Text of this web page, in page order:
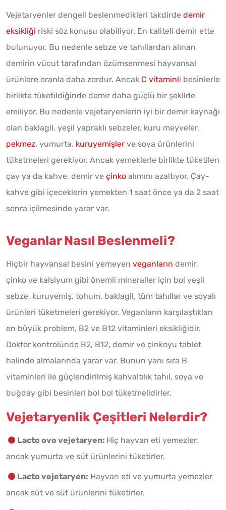
Vejetaryenler dengeli beslenmedikleri takdirde demir
eksikliği riski söz konusu olabiliyor. En kaliteli demir ette
bulunuyor. Bu nedenle sebze ve tahıllardan alınan
demirin vücut tarafından özümsenmesi hayvansal
ürünlere oranla daha zordur. Ancak C vitaminli besinlerle
birlikte tüketildiğinde demir daha güçlü bir şekilde
emiliyor. Bu nedenle vejetaryenlerin iyi bir demir kaynağı
olan baklagil, yeşil yapraklı sebzeler, kuru meyveler,
pekmez, yumurta, kuruyemişler ve soya ürünlerini
tüketmeleri gerekiyor. Ancak yemeklerle birlikte tüketilen
çay ya da kahve, demir ve çinko alımını azaltıyor. Çay-
kahve gibi içeceklerin yemekten 1 saat önce ya da 2 saat
sonra içilmesinde yarar var.
Veganlar Nasıl Beslenmeli?
Hiçbir hayvansal besini yemeyen veganların demir,
çinko ve kalsiyum gibi önemli mineraller için bol yeşil
sebze, kuruyemiş, tohum, baklagil, tüm tahıllar ve soyalı
ürünleri tüketmeleri gerekiyor. Veganların karşılaştıkları
en büyük problem, B2 ve B12 vitaminleri eksikliğidir.
Doktor kontrolünde B2, B12, demir ve çinkoyu tablet
halinde almalarında yarar var. Bunun yanı sıra B
vitaminleri ile güçlendirilmiş kahvaltılık tahıl, soya ve
buğday gibi besinleri bol bol tüketmelidirler.
Vejetaryenlik Çeşitleri Nelerdir?
Lacto ovo vejetaryen: Hiç hayvan eti yemezler,
ancak yumurta ve süt ürünlerini tüketirler.
Lacto vejetaryen: Hayvan eti ve yumurta yemezler
ancak süt ve süt ürünlerini tüketirler.